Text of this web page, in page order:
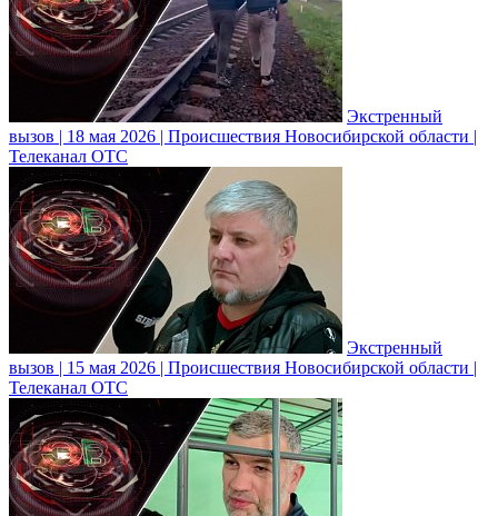
Экстренный
вызов | 18 мая 2026 | Происшествия Новосибирской области |
Телеканал ОТС
Экстренный
вызов | 15 мая 2026 | Происшествия Новосибирской области |
Телеканал ОТС